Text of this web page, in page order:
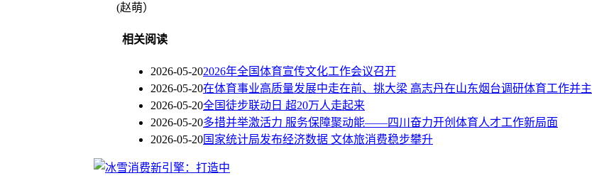
(赵萌）
相关阅读
2026-05-202026年全国体育宣传文化工作会议召开
2026-05-20在体育事业高质量发展中走在前、挑大梁 高志丹在山东烟台调研体育工作并主
2026-05-20全国徒步联动日 超20万人走起来
2026-05-20多措并举激活力 服务保障聚动能——四川奋力开创体育人才工作新局面
2026-05-20国家统计局发布经济数据 文体旅消费稳步攀升